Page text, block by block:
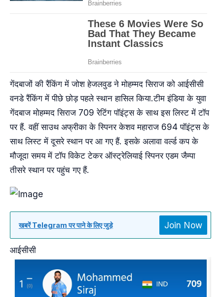
गेंदबाजों की रैंकिंग में जोश हेजलवुड ने मोहम्मद सिराज को आईसीसी
वनडे रैंकिंग में पीछे छोड़ पहले स्थान हासिल किया.टीम इंडिया के युवा
गेंदबाज मोहम्मद सिराज 709 रेटिंग पॉइंट्स के साथ इस लिस्ट में टॉप
पर हैं. वहीं साउथ अफ्रीका के स्पिनर केशव महाराज 694 पॉइंट्स के
साथ लिस्ट में दूसरे स्थान पर आ गए हैं. इसके अलावा वर्ल्ड कप के
मौजूदा समय में टॉप विकेट टेकर ऑस्ट्रेलियाई स्पिनर एडम जैम्पा
तीसरे स्थान पर पहुंच गए हैं.
खबरें Telegram पर पाने के लिए जुड़े Join Now
आईसीसी